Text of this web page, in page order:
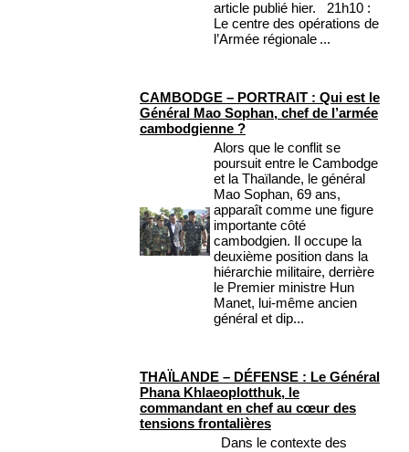
article publié hier. 21h10 :
Le centre des opérations de
l’Armée régionale ...
CAMBODGE – PORTRAIT : Qui est le
Général Mao Sophan, chef de l’armée
cambodgienne ?
Alors que le conflit se
poursuit entre le Cambodge
et la Thaïlande, le général
Mao Sophan, 69 ans,
apparaît comme une figure
importante côté
cambodgien. Il occupe la
deuxième position dans la
hiérarchie militaire, derrière
le Premier ministre Hun
Manet, lui-même ancien
général et dip...
THAÏLANDE – DÉFENSE : Le Général
Phana Khlaeoplotthuk, le
commandant en chef au cœur des
tensions frontalières
Dans le contexte des